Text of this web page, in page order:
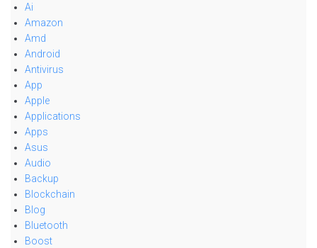
Ai
Amazon
Amd
Android
Antivirus
App
Apple
Applications
Apps
Asus
Audio
Backup
Blockchain
Blog
Bluetooth
Boost